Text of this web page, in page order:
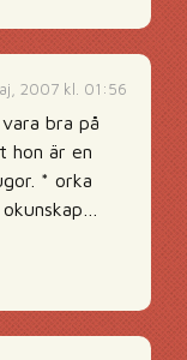
2007 kl. 01:56
bra på
hon är en
* orka